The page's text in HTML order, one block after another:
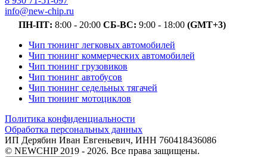
info@new-chip.ru
ПН-ПТ: 8:00 - 20:00 СБ-ВС: 9:00 - 18:00 (GMT+3)
Чип тюнинг легковых автомобилей
Чип тюнинг коммерческих автомобилей
Чип тюнинг грузовиков
Чип тюнинг автобусов
Чип тюнинг седельных тягачей
Чип тюнинг мотоциклов
Политика конфиденциальности
Обработка персональных данных
ИП Дерябин Иван Евгеньевич, ИНН 760418436086
© NEWCHIP 2019 - 2026. Все права защищены.